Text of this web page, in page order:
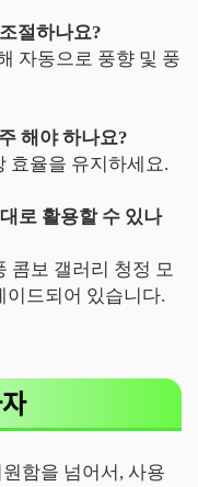
절하나요?
자동으로 풍향 및 풍
해야 하나요?
효율을 유지하세요.
로 활용할 수 있나
콤보 갤러리 청정 모
이드되어 있습니다.
함을 넘어서, 사용